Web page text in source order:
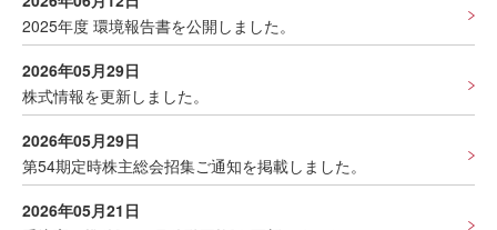
2025年度 環境報告書を公開しました。
2026年05月29日
株式情報を更新しました。
2026年05月29日
第54期定時株主総会招集ご通知を掲載しました。
2026年05月21日